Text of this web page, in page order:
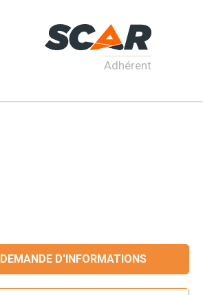
Adhérent
DEMANDE D'INFORMATIONS